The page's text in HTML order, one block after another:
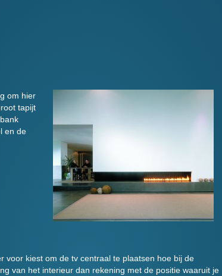
om hier
tapijt
en de
voor kiest om de tv centraal te plaatsen hoe bij de
van het interieur dan rekening met de positie waaruit je